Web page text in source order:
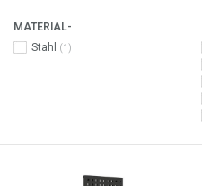
MATERIAL-
Stahl
(1)